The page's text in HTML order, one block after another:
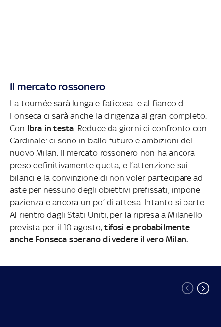
Il mercato rossonero
La tournée sarà lunga e faticosa: e al fianco di
Fonseca ci sarà anche la dirigenza al gran completo.
Con Ibra in testa . Reduce da giorni di confronto con
Cardinale: ci sono in ballo futuro e ambizioni del
nuovo Milan. Il mercato rossonero non ha ancora
preso definitivamente quota, e l’attenzione sui
bilanci e la convinzione di non voler partecipare ad
aste per nessuno degli obiettivi prefissati, impone
pazienza e ancora un po’ di attesa. Intanto si parte.
Al rientro dagli Stati Uniti, per la ripresa a Milanello
prevista per il 10 agosto,tifosi e probabilmente
anche Fonseca sperano di vedere il vero Milan.